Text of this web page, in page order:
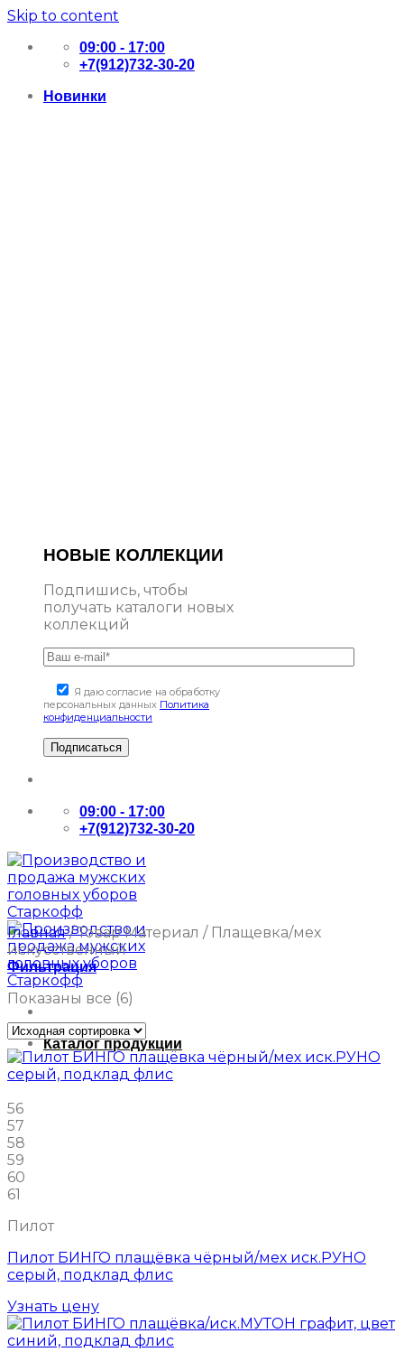
Skip to content
09:00 - 17:00
+7(912)732-30-20
Новинки
НОВЫЕ КОЛЛЕКЦИИ
Подпишись, чтобы
получать каталоги новых
коллекций
Я даю согласие на обработку
персональных данных Политика
конфиденциальности
09:00 - 17:00
+7(912)732-30-20
Каталог продукции
Главная /Товар Материал / Плащевка/мех
искусственный
Фильтрация
Показаны все (6)
56
57
58
59
60
61
Пилот
Пилот БИНГО плащёвка чёрный/мех иск.РУНО
серый, подклад флис
Узнать цену